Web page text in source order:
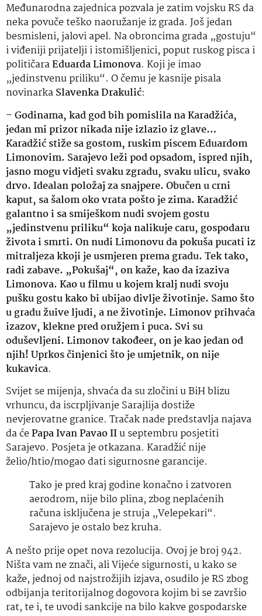
Međunarodna zajednica pozvala je zatim vojsku RS da
neka povuče teško naoružanje iz grada. Još jedan
besmisleni, jalovi apel. Na obroncima grada „gostuju“
i viđeniji prijatelji i istomišljenici, poput ruskog pisca i
političaraEduarda Limonova. Koji je imao
„jedinstvenu priliku“. O čemu je kasnije pisala
novinarkaSlavenka Drakulić:
–Godinama, kad god bih pomislila na Karadžića,
jedan mi prizor nikada nije izlazio iz glave…
Karadžić stiže sa gostom, ruskim piscem Eduardom
Limonovim. Sarajevo leži pod opsadom, ispred njih,
jasno mogu vidjeti svaku zgradu, svaku ulicu, svako
drvo. Idealan položaj za snajpere. Obučen u crni
kaput, sa šalom oko vrata pošto je zima. Karadžić
galantno i sa smiješkom nudi svojem gostu
„jedinstvenu priliku“ koja nalikuje caru, gospodaru
života i smrti. On nudi Limonovu da pokuša pucati iz
mitraljeza kkoji je usmjeren prema gradu. Tek tako,
radi zabave. „Pokušaj“, on kaže, kao da izaziva
Limonova. Kao u filmu u kojem kralj nudi svoju
pušku gostu kako bi ubijao divlje životinje. Samo što
u gradu žuive ljudi, a ne životinje. Limonov prihvaća
izazov, klekne pred oružjem i puca. Svi su
oduševljeni. Limonov takođeer, on je kao jedan od
njih! Uprkos činjenici što je umjetnik, on nije
kukavica.
Svijet se mijenja, shvaća da su zločini u BiH blizu
vrhuncu, da iscrpljivanje Sarajlija dostiže
nevjerovatne granice. Tračak nade predstavlja najava
da ćePapa Ivan Pavao IIu septembru posjetiti
Sarajevo. Posjeta je otkazana. Karadžić nije
želio/htio/mogao dati sigurnosne garancije.
Tako je pred kraj godine konačno i zatvoren
aerodrom, nije bilo plina, zbog neplaćenih
računa isključena je struja „Velepekari“.
Sarajevo je ostalo bez kruha.
A nešto prije opet nova rezolucija. Ovoj je broj 942.
Ništa vam ne znači, ali Vijeće sigurnosti, u kako se
kaže, jednoj od najstrožijih izjava, osudilo je RS zbog
odbijanja teritorijalnog dogovora kojim bi se završio
rat, te i, te uvodi sankcije na bilo kakve gospodarske